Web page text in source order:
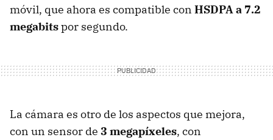
móvil, que ahora es compatible con HSDPAa 7.2
megabitspor segundo.
La cámara es otro de los aspectos que mejora,
con un sensor de 3 megapíxeles, con